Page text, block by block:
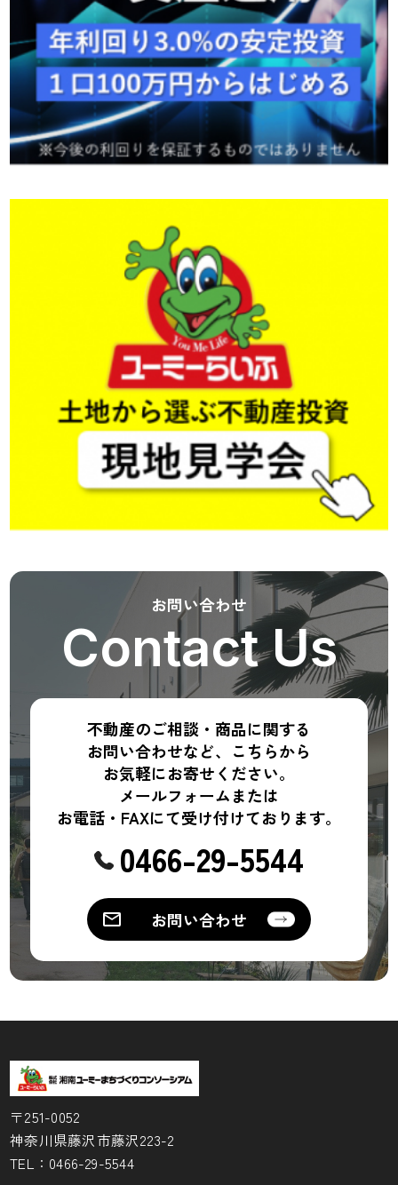
お問い合わせ
Contact Us
不動産のご相談・商品に関する
お問い合わせなど、こちらから
お気軽にお寄せください。
メールフォームまたは
お電話・FAXにて受け付けております。
0466-29-5544
お問い合わせ
〒251-0052
神奈川県藤沢市藤沢223-2
TEL： 0466-29-5544